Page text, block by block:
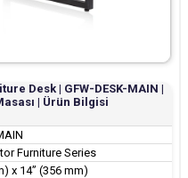
Desk | GFW-DESK-MAIN |
| Ürün Bilgisi
Furniture Series
x 14” (356 mm)